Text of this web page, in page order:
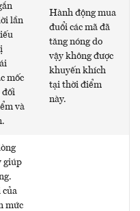
lần
mốc
đối
và
Hành động mua
đuổi các mã đã
tăng nóng do
vậy không được
khuyến khích
tại thời điểm
này.
giúp
của
mức